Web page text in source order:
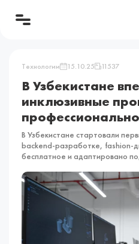
Технологии 15.10.25 11537
В Узбекистане
инклюзивные
В Узбекистане стартовали
backend-разработке, fashion-
бесплатное и адаптировано